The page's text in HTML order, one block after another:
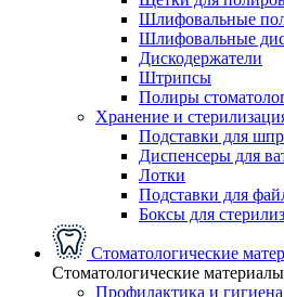
Шлифовальные
Шлифовальные
Дискодержатели
Штрипсы
Полиры
Хранение и
Подставки для
Диспенсеры для
Лотки
Подставки для
Боксы для
Стоматологические
Стоматологические материалы
Профилактика и гигиена